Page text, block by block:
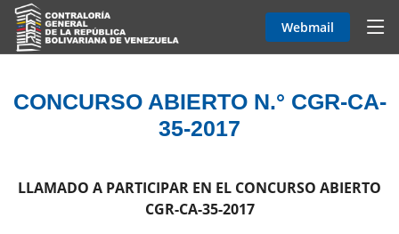
Webmail
CONCURSO ABIERTO N.° CGR-CA-
35-2017
LLAMADO A PARTICIPAR EN EL CONCURSO ABIERTO
CGR-CA-35-2017